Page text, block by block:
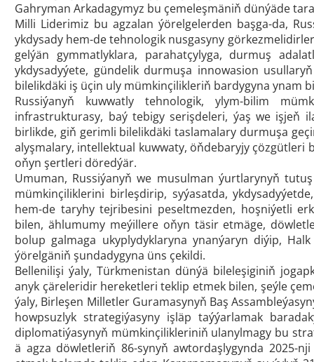
Gahryman Arkadagymyz bu çemeleşmäniň dünýäde
Milli Liderimiz bu agzalan ýörelgelerden başga-da,
ykdysady hem-de tehnologik nusgasyny
gelýän gymmatlyklara, parahatçylyga, durmuş
ykdysadyýete, gündelik durmuşa innowasion
bilelikdäki iş üçin uly mümkinçilikleriň bardygyna ynam
Russiýanyň kuwwatly tehnologik, ylym-bilim
infrastrukturasy, baý tebigy serişdeleri, ýaş we işjeň
birlikde, giň gerimli bilelikdäki taslamalary durmuşa
alyşmalary, intellektual kuwwaty, öňdebaryjy
oňyn şertleri döredýär.
Umuman, Russiýanyň we musulman ýurtlarynyň
mümkinçiliklerini birleşdirip, syýasatda,
hem-de taryhy tejribesini peseltmezden, hoşniýetli
bilen, ählumumy meýillere oňyn täsir etmäge,
bolup galmaga ukyplydyklaryna ynanýaryn diýip,
ýörelgäniň şundadygyna üns çekildi.
Bellenilişi ýaly, Türkmenistan dünýä bileleşiginiň
anyk çäreleridir hereketleri teklip etmek bilen, şeýle
ýaly, Birleşen Milletler Guramasynyň Baş
howpsuzlyk strategiýasyny işläp taýýarlamak
diplomatiýasynyň mümkinçilikleriniň ulanylmagy bu
ä agza döwletleriň 86-synyň awtordaşlygynda 2025-